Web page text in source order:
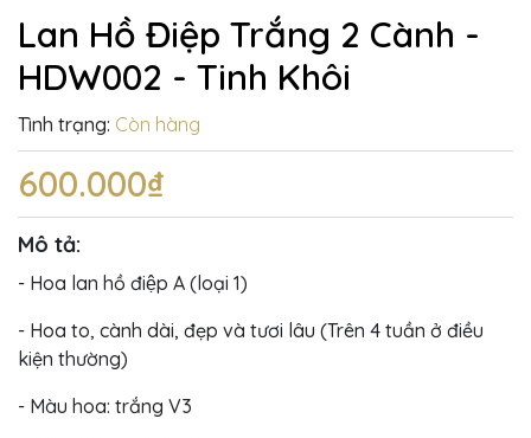
Lan Hồ Điệp Trắng 2 Cành -
HDW002 - Tinh Khôi
Tình trạng: Còn hàng
600.000₫
Mô tả:
- Hoa lan hồ điệp A (loại 1)
- Hoa to, cành dài, đẹp và tươi lâu (Trên 4 tuần ở điều
kiện thường)
- Màu hoa: trắng V3